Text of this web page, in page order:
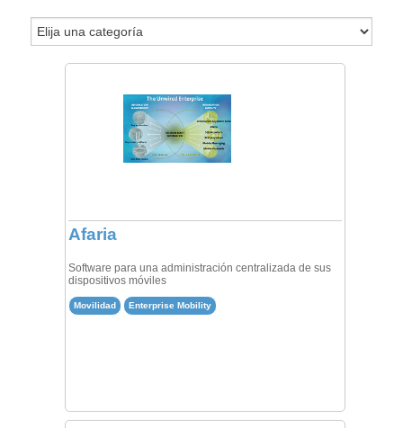
Afaria
Software para una administración centralizada de sus
dispositivos móviles
Movilidad Enterprise Mobility